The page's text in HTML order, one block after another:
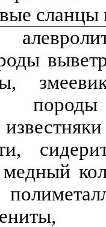
вые сланцы
вывет
медный